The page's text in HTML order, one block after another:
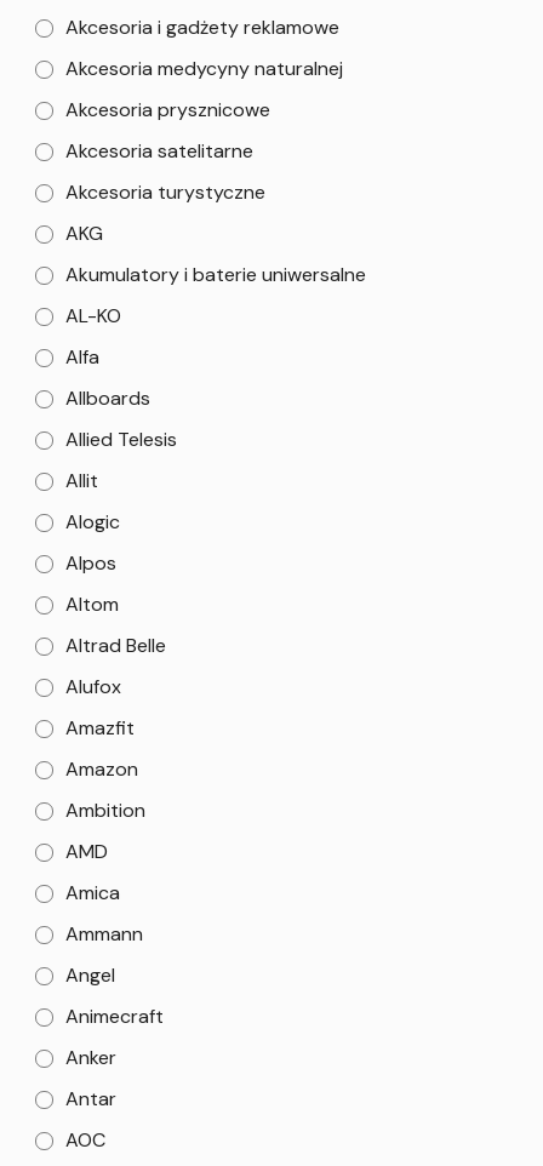
Akcesoria i gadżety reklamowe
Akcesoria medycyny naturalnej
Akcesoria prysznicowe
Akcesoria satelitarne
Akcesoria turystyczne
AKG
Akumulatory i baterie uniwersalne
AL-KO
Alfa
Allboards
Allied Telesis
Allit
Alogic
Alpos
Altom
Altrad Belle
Alufox
Amazfit
Amazon
Ambition
AMD
Amica
Ammann
Angel
Animecraft
Anker
Antar
AOC